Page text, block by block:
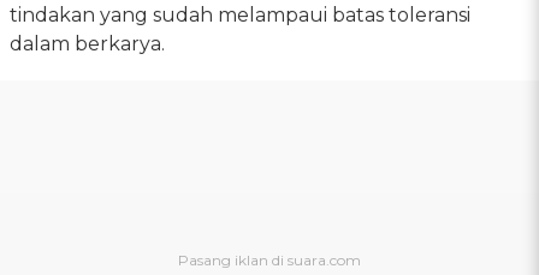
tindakan yang sudah melampaui batas toleransi
dalam berkarya.